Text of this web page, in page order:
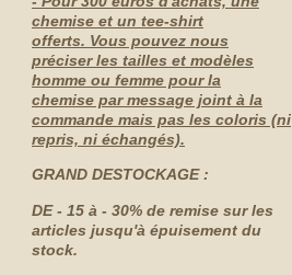
chemise et un tee-shirt
offerts. Vous pouvez nous
préciser les tailles et modèles
homme ou femme pour la
chemise par message joint à la
commande mais pas les coloris (ni
repris, ni échangés).
GRAND DESTOCKAGE :
DE - 15 à - 30% de remise sur les
articles jusqu'à épuisement du
stock.